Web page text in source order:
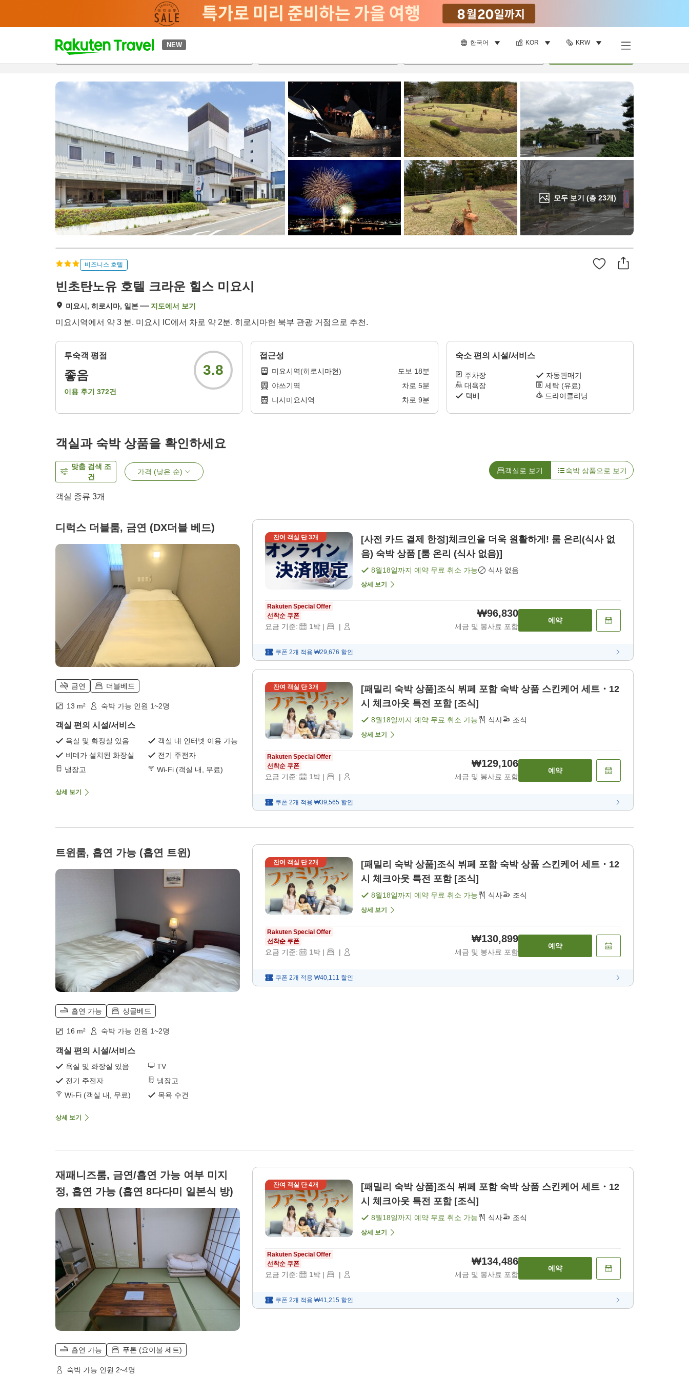
NEW 한국어 KOR KRW
t
p
a
s
e
r
c
h
모두 보기 (총 23개)
개요객실 & 숙박 상품이용 후기 하이라이트
비즈니스 호텔
빈초탄노유 호텔 크라운 힐스 미요시
미요시, 히로시마, 일본 지도에서 보기
미요시역에서 약 3 분. 미요시 IC에서 차로 약 2분. 히로시마현 북부 관광 거점으로 추천.
투숙객 평점
좋음
이용 후기 372건
3.8
접근성
미요시역(히로시마현) 도보 18분
야쓰기역
차로 5분
니시미요시역
차로 9분
숙소 편의 시설/서비스
주차장
자동판매기
대욕장
세탁 (유료)
택배
드라이클리닝
객실과 숙박 상품을 확인하세요
맞춤 검색 조
건
가격 (낮은 순) 객실로 보기 숙박 상품으로 보기
객실 종류 3개
디럭스 더블룸, 금연 (DX더블 베드)
금연 더블베드
13 m² 숙박 가능 인원 1~2명
객실 편의 시설/서비스
욕실 및 화장실 있음
객실 내 인터넷 이용 가능
비데가 설치된 화장실
전기 주전자
냉장고
Wi-Fi (객실 내, 무료)
상세 보기
잔여 객실 단3개
[사전 카드 결제 한정]체크인을 더욱 원활하게! 룸 온리(식사 없
음) 숙박 상품 [룸 온리 (식사 없음)]
8월18일까지 예약 무료 취소 가능 식사 없음
상세 보기
Rakuten Special Offer
선착순 쿠폰
요금 기준: 1박 | |
₩96,830
세금 및 봉사료 포함
예약
쿠폰 2개 적용 ₩29,676 할인
잔여 객실 단3개
[패밀리 숙박 상품]조식 뷔페 포함 숙박 상품 스킨케어 세트・12
시 체크아웃 특전 포함 [조식]
8월18일까지 예약 무료 취소 가능 식사 조식
상세 보기
Rakuten Special Offer
선착순 쿠폰
요금 기준: 1박 | |
₩129,106
세금 및 봉사료 포함
예약
쿠폰 2개 적용 ₩39,565 할인
트윈룸, 흡연 가능 (흡연 트윈)
흡연 가능 싱글베드
16 m² 숙박 가능 인원 1~2명
객실 편의 시설/서비스
욕실 및 화장실 있음
TV
전기 주전자
냉장고
Wi-Fi (객실 내, 무료)
목욕 수건
상세 보기
잔여 객실 단2개
[패밀리 숙박 상품]조식 뷔페 포함 숙박 상품 스킨케어 세트・12
시 체크아웃 특전 포함 [조식]
8월18일까지 예약 무료 취소 가능 식사 조식
상세 보기
Rakuten Special Offer
선착순 쿠폰
요금 기준: 1박 | |
₩130,899
세금 및 봉사료 포함
예약
쿠폰 2개 적용 ₩40,111 할인
재패니즈룸, 금연/흡연 가능 여부 미지
정, 흡연 가능 (흡연 8다다미 일본식 방)
흡연 가능 푸톤 (요이불 세트)
숙박 가능 인원 2~4명
잔여 객실 단4개
[패밀리 숙박 상품]조식 뷔페 포함 숙박 상품 스킨케어 세트・12
시 체크아웃 특전 포함 [조식]
8월18일까지 예약 무료 취소 가능 식사 조식
상세 보기
Rakuten Special Offer
선착순 쿠폰
요금 기준: 1 박 | |
₩134,486
세금 및 봉사료 포함
예약
쿠폰 2개 적용 ₩41,215 할인